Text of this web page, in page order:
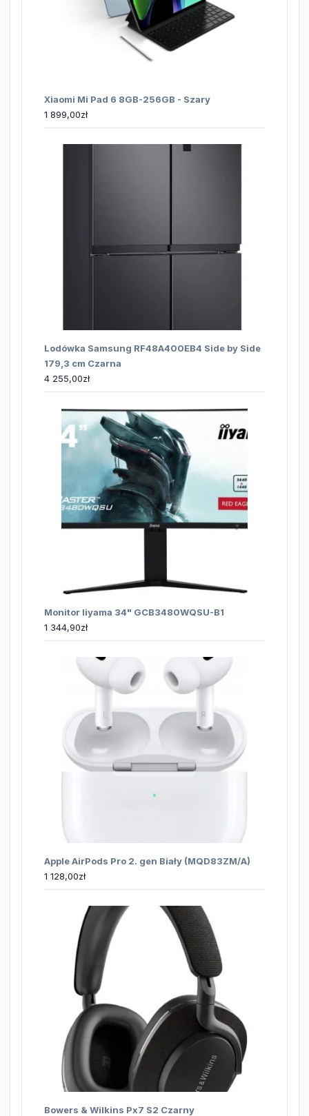
Xiaomi Mi Pad 6 8GB-256GB - Szary
1 899,00zł
Lodówka Samsung RF48A400EB4 Side by Side
179,3 cm Czarna
4 255,00zł
Monitor Iiyama 34" GCB3480WQSU-B1
1 344,90zł
Apple AirPods Pro 2. gen Biały (MQD83ZM/A)
1 128,00zł
Bowers & Wilkins Px7 S2 Czarny